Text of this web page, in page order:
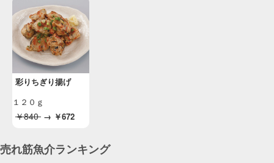
彩りちぎり揚げ
１２０ｇ
￥840 → ￥672
売れ筋魚介ランキング